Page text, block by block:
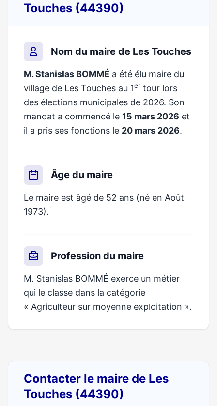
Touches (44390)
Nom du maire de Les Touches
M. Stanislas BOMMÉ a été élu maire du
village de Les Touches au 1er tour lors
des élections municipales de 2026. Son
mandat a commencé le 15 mars 2026 et
il a pris ses fonctions le 20 mars 2026.
Âge du maire
Le maire est âgé de 52 ans (né en Août
1973).
Profession du maire
M. Stanislas BOMMÉ exerce un métier
qui le classe dans la catégorie
« Agriculteur sur moyenne exploitation ».
Contacter le maire de Les
Touches (44390)